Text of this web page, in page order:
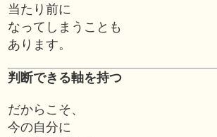
当たり前に
なってしまうことも
あります。
判断できる軸を持つ
だからこそ、
今の自分に